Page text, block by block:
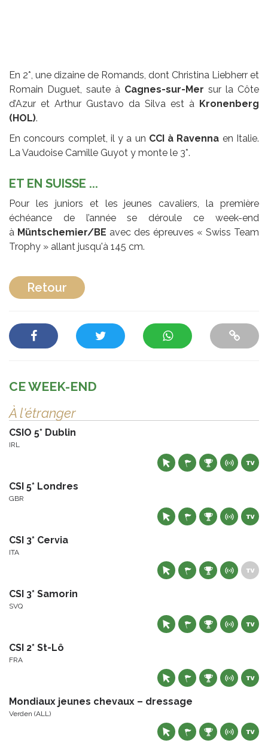
En 2*, une dizaine de Romands, dont Christina Liebherr et
Romain Duguet, saute à Cagnes-sur-Mer sur la Côte
d’Azur et Arthur Gustavo da Silva est à Kronenberg
(HOL).
En concours complet, il y a un CCI à Ravenna en Italie.
La Vaudoise Camille Guyot y monte le 3*.
ET EN SUISSE ...
Pour les juniors et les jeunes cavaliers, la première
échéance de l’année se déroule ce week-end
à Müntschemier/BE avec des épreuves « Swiss Team
Trophy » allant jusqu'à 145 cm.
Retour
CE WEEK-END
À l'étranger
CSIO 5* Dublin
IRL
CSI 5* Londres
GBR
CSI 3* Cervia
ITA
CSI 3* Samorin
SVQ
CSI 2* St-Lô
FRA
Mondiaux jeunes chevaux – dressage
Verden (ALL)